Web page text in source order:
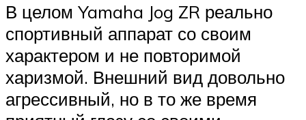
В целом Yamaha Jog ZR реально
спортивный аппарат со своим
характером и не повторимой
харизмой. Внешний вид довольно
агрессивный, но в то же время